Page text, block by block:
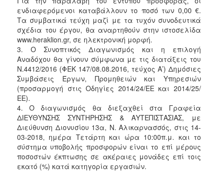
ΑΝΘΕΚΤΙΚΗ
ΠΟΛΗ
ενδιαφερόμενοι καταβάλλουν το ποσό των 0,00 €.
Τα συμβατικά τεύχη μαζί με τα τυχόν συνοδευτικά
σχέδια του έργου, θα αναρτηθούν στην ιστοσελίδα
www.heraklion.gr, σε ηλεκτρονική μορφή.
3. Ο Συνοπτικός Διαγωνισμός και η επιλογή
Αναδόχου θα γίνουν σύμφωνα με τις διατάξεις του
Ν.4412/2016 (ΦΕΚ 147/08.08.2016, τεύχος Α’) Δημόσιες
Συμβάσεις Έργων, Προμηθειών και Υπηρεσιών
(προσαρμογή στις Οδηγίες 2014/24/ΕΕ και 2014/25/
ΕΕ).
4. Ο διαγωνισμός θα διεξαχθεί στα Γραφεία
ΔΙΕΥΘΥΝΣΗΣ ΣΥΝΤΗΡΗΣΗΣ & ΑΥΤΕΠΙΣΤΑΣΙΑΣ, με
Διεύθυνση Διονυσίου 13α, Ν. Αλικαρνασσός, στις 14-
03-2018, ημέρα Τετάρτη και ώρα 10:00π.μ. και το
σύστημα υποβολής προσφορών είναι το επί μέρους
ποσοστών έκπτωσης σε ακέραιες μονάδες επί τοις
εκατό (%) κατά κατηγορία εργασιών.